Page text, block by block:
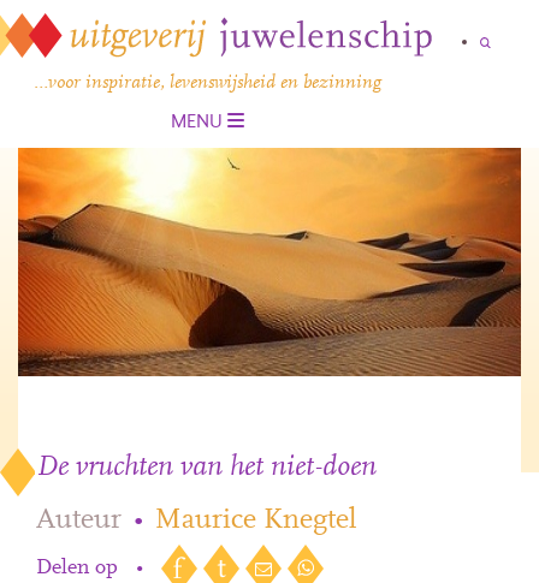
…voor inspiratie, levenswijsheid en bezinning
MENU
De vruchten van het niet-doen
Auteur • Maurice Knegtel
Delen op •